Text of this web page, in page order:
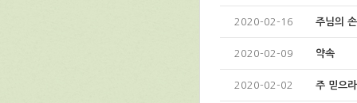
2020-02-16 주님의
2020-02-09 약속
2020-02-02 주 믿으라